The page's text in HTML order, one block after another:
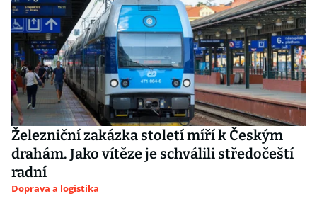
Železniční zakázka století míří k Českým
drahám. Jako vítěze je schválili středočeští
radní
Doprava a logistika